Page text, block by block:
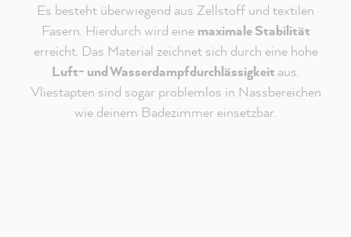
Es besteht überwiegend aus Zellstoff und textilen
Fasern. Hierdurch wird eine maximale Stabilität
erreicht. Das Material zeichnet sich durch eine hohe
Luft- und Wasserdampfdurchlässigkeit aus.
Vliestapten sind sogar problemlos in Nassbereichen
wie deinem Badezimmer einsetzbar.
Redaktioneller Inhalt vom